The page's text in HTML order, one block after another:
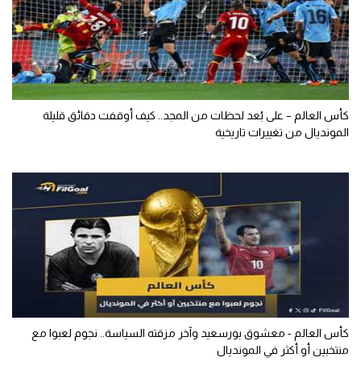
كأس العالم – على بُعد لحظات من المجد.. كيف أوقفت دقائق قليلة
المونديال من تغييرات تاريخية
كأس العالم - معشوق بورسعيد وآخر مزقته السياسة.. نجوم لعبوا مع
منتخبين أو أكثر في المونديال